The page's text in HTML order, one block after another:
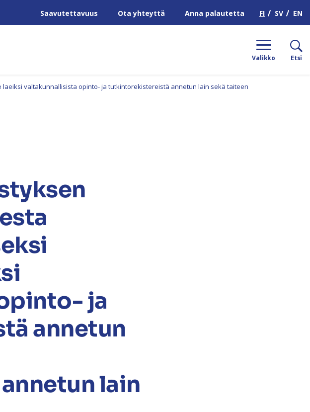
Saavutettavuus Ota yhteyttä Anna palautetta FI SV EN
Valikko Etsi
valtakunnallisista opinto- ja tutkintorekistereistä annetun lain sekä taiteen
ja
annetun
lain